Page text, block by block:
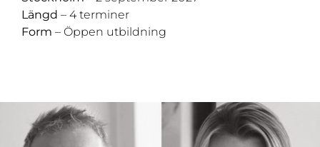
Längd – 4 terminer
Form – Öppen utbildning